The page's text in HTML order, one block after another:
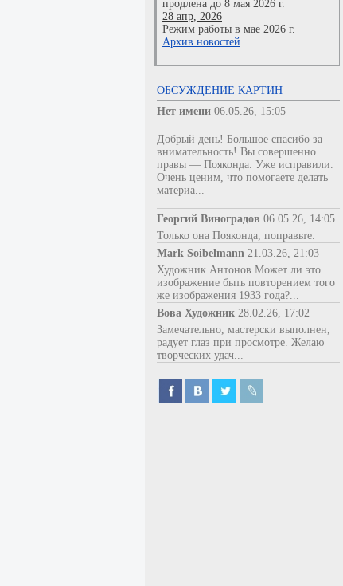
продлена до 8 мая 2026 г.
28 апр, 2026
Режим работы в мае 2026 г.
Архив новостей
ОБСУЖДЕНИЕ КАРТИН
Нет имени 06.05.26, 15:05
Добрый день! Большое спасибо за
внимательность! Вы совершенно
правы — Пояконда. Уже исправили.
Очень ценим, что помогаете делать
материа...
Георгий Виноградов 06.05.26, 14:05
Только она Пояконда, поправьте.
Mark Soibelmann 21.03.26, 21:03
Художник Антонов Может ли это
изображение быть повторением того
же изображения 1933 года?...
Вова Художник 28.02.26, 17:02
Замечательно, мастерски выполнен,
радует глаз при просмотре. Желаю
творческих удач...